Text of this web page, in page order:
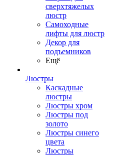
сверхтяжелых
люстр
Самоходные
лифты для люстр
Декор для
подъемников
Ещё
Люстры
Каскадные
люстры
Люстры хром
Люстры под
золото
Люстры синего
цвета
Люстры